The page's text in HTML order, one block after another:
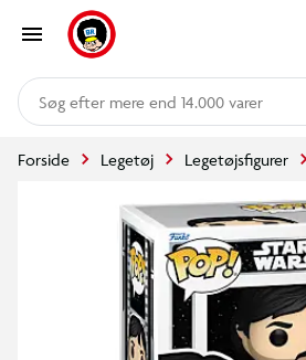
mere end 14.000 varer
Forside Legetøj Legetøjsfigurer